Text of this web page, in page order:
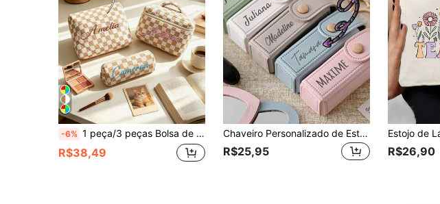
-6% 1 peça/3 peças Bolsa de Cosméticos Bordada Personalizável, Bolsa de Armazenamento, Bolsa de Maquiagem Portátil de Moda Casual Super Macia, Bolsa de Armazenamento Multifuncional de Grande Capacidade, Bolsa de Viagem, Adequada para Mulheres, Estudantes, Presente Personalizado de Feriado, Presente de Festa de Solteiros, Presente de Dama de Honra, Presente de Casamento na Praia, Multifuncional, Grande Capacidade, Rica em Recursos
R$38,49
Chaveiro Personalizado de Estojo para Batom, Estojo para Batom com Espelho, Bolsa de Armazenamento de Batom Personalizada Anti-Perda, Presente para Dama de Honra, Dia dos Namorados Armazenamento Multifuncional, Romance Delicado, Design Chique
R$25,95 R$26,90